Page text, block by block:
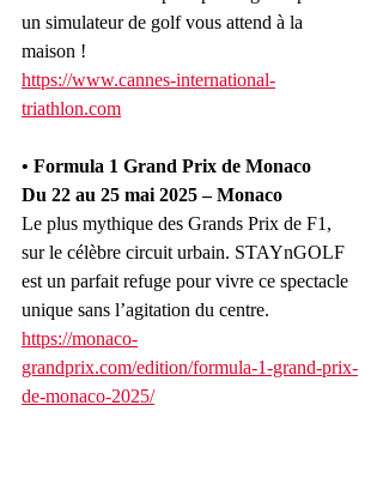
un simulateur de golf vous attend à la
maison !
https://www.cannes-international-
triathlon.com
• Formula 1 Grand Prix de Monaco
Du 22 au 25 mai 2025 – Monaco
Le plus mythique des Grands Prix de F1,
sur le célèbre circuit urbain. STAYnGOLF
est un parfait refuge pour vivre ce spectacle
unique sans l’agitation du centre.
https://monaco-
grandprix.com/edition/formula-1-grand-prix-
de-monaco-2025/